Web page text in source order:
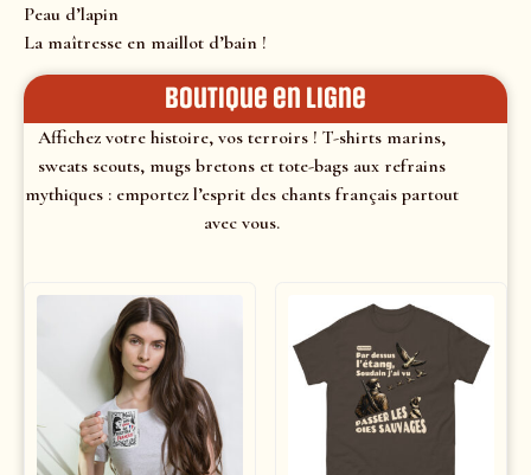
Peau d’lapin
La maîtresse en maillot d’bain !
Boutique en ligne
Affichez votre histoire, vos terroirs ! T-shirts marins,
sweats scouts, mugs bretons et tote-bags aux refrains
mythiques : emportez l’esprit des chants français partout
avec vous.